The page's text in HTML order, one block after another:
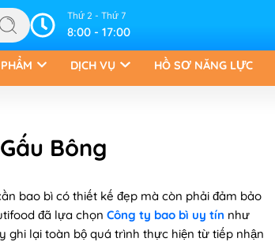
Thứ 2 - Thứ 7
8:00 - 17:00
DỊCH VỤ HỒ SƠ NĂNG LỰC
Bông
bao bì có thiết kế đẹp mà còn phải đảm bảo
đã lựa chọn Công ty bao bì uy tín như
ghi lại toàn bộ quá trình thực hiện từ tiếp nhận